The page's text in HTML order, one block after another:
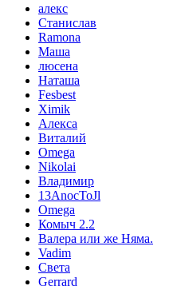
алекс
Станислав
Ramona
Маша
люсена
Наташа
Fesbest
Ximik
Алекса
Виталий
Omega
Nikolai
Владимир
13AnocToJl
Omega
Комыч 2.2
Валера или же Няма.
Vadim
Света
Gerrard